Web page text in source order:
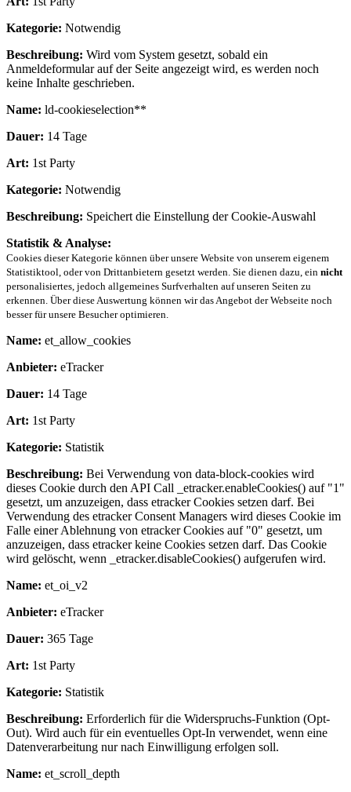
Kategorie: Notwendig
Beschreibung: Wird vom System gesetzt, sobald ein
Anmeldeformular auf der Seite angezeigt wird, es werden noch
keine Inhalte geschrieben.
Name: ld-cookieselection**
Dauer: 14 Tage
Art: 1st Party
Kategorie: Notwendig
Beschreibung: Speichert die Einstellung der Cookie-Auswahl
Statistik & Analyse:
Cookies dieser Kategorie können über unsere Website von unserem eigenem
Statistiktool, oder von Drittanbietern gesetzt werden. Sie dienen dazu, ein nicht
personalisiertes, jedoch allgemeines Surfverhalten auf unseren Seiten zu
erkennen. Über diese Auswertung können wir das Angebot der Webseite noch
besser für unsere Besucher optimieren.
Name: et_allow_cookies
Anbieter: eTracker
Dauer: 14 Tage
Art: 1st Party
Kategorie: Statistik
Beschreibung: Bei Verwendung von data-block-cookies wird
dieses Cookie durch den API Call _etracker.enableCookies() auf "1"
gesetzt, um anzuzeigen, dass etracker Cookies setzen darf. Bei
Verwendung des etracker Consent Managers wird dieses Cookie im
Falle einer Ablehnung von etracker Cookies auf "0" gesetzt, um
anzuzeigen, dass etracker keine Cookies setzen darf. Das Cookie
wird gelöscht, wenn _etracker.disableCookies() aufgerufen wird.
Name: et_oi_v2
Anbieter: eTracker
Dauer: 365 Tage
Art: 1st Party
Kategorie: Statistik
Beschreibung: Erforderlich für die Widerspruchs-Funktion (Opt-
Out). Wird auch für ein eventuelles Opt-In verwendet, wenn eine
Datenverarbeitung nur nach Einwilligung erfolgen soll.
Name: et_scroll_depth